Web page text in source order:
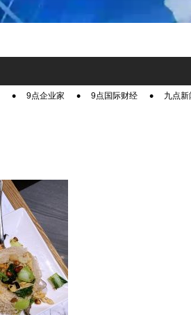
9点企业家 9点国际财经 九点